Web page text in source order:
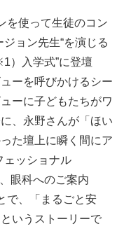
を使って生徒のコン
ョン先生“を演じる
）入学式”に登壇
ーを呼びかけるシー
ーに子どもたちがワ
、永野さんが「ほい
た壇上に瞬く間にア
ェッショナル
眼科へのご案内
で、「まるごと安
いうストーリーで